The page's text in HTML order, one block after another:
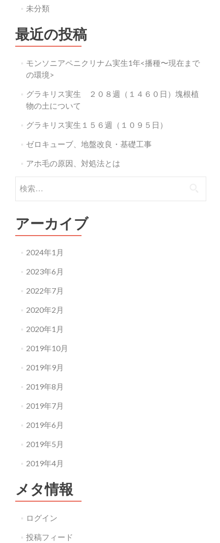
未分類
最近の投稿
モンソニアペニクリナム実生1年<播種〜現在まで
の環境>
グラキリス実生 ２０８週（１４６０日）塊根植
物の土について
グラキリス実生１５６週（１０９５日）
ゼロキューブ、地盤改良・基礎工事
アホ毛の原因、対処法とは
索:
アーカイブ
2024年1月
2023年6月
2022年7月
2020年2月
2020年1月
2019年10月
2019年9月
2019年8月
2019年7月
2019年6月
2019年5月
2019年4月
メタ情報
ログイン
投稿フィード